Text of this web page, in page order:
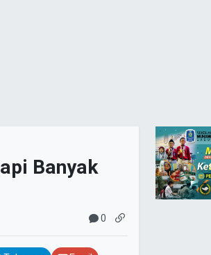
Banyak
0